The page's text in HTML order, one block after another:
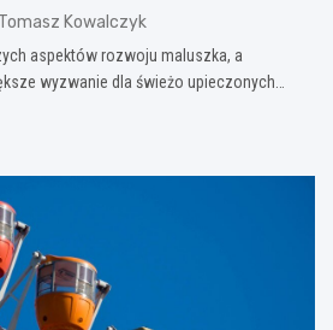
Tomasz Kowalczyk
aspektów rozwoju maluszka, a
wyzwanie dla świeżo upieczonych…